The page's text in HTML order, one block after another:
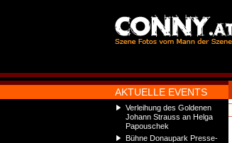
AKTUELLE EVENTS
Verleihung des Goldenen
Johann Strauss an Helga
Papouschek
Bühne Donaupark Presse-